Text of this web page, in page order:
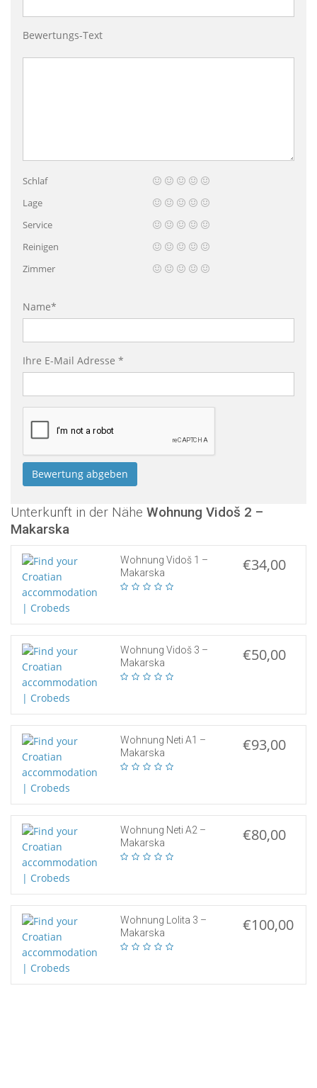
Bewertungs-Text
Schlaf
Lage
Service
Reinigen
Zimmer
Name*
Ihre E-Mail Adresse *
Unterkunft in der Nähe Wohnung Vidoš 2 –
Makarska
Wohnung Vidoš 1 –
Makarska
€34,00
Wohnung Vidoš 3 –
Makarska
€50,00
Wohnung Neti A1 –
Makarska
€93,00
Wohnung Neti A2 –
Makarska
€80,00
Wohnung Lolita 3 –
Makarska
€100,00